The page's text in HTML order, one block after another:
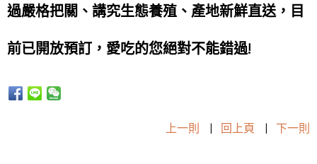
過嚴格把關、講究生態養殖、產地新鮮直送，目
前已開放預訂，愛吃的您絕對不能錯過!
上一則 | 回上頁 | 下一則